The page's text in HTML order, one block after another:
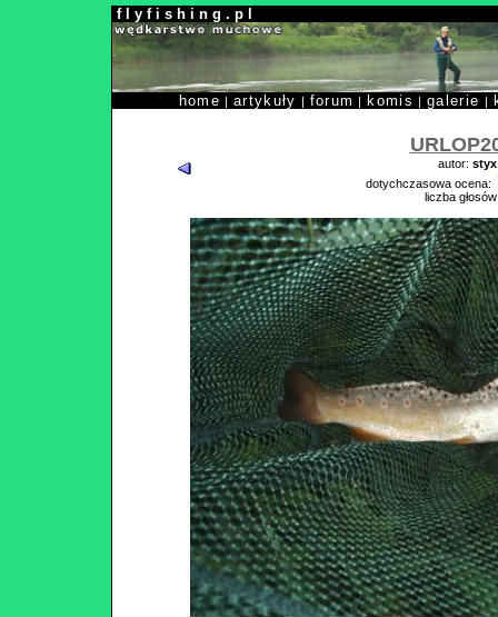
f l y f i s h i n g . p l
home |artykuły | forum | komis |galerie |
autor: styx
dotychczasowa ocena:
liczba